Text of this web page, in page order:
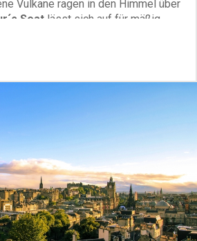
Vulkane ragen in den Himmel über
Seat lässt sich auf für mäßig
der meistbesuchten
Hauptstadt Europas. Gleich
finden hier teilweise parallel
Festival Fringemit Musik
International Book Festival und
für klassische Musik. Auf dem
all abendlich die
demRoyal Military Tattoo.